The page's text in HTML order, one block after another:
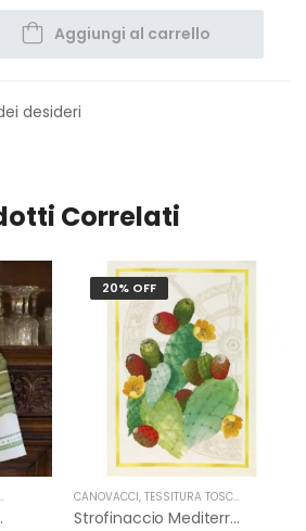
Aggiungi al carrello
desideri
Correlati
Telerie
20% OFF
CANOVACCI, TESSITURA TOSCANA TELERIE
Strofinaccio Mediterraneo In Lino Di Tessitura Toscana Telerie